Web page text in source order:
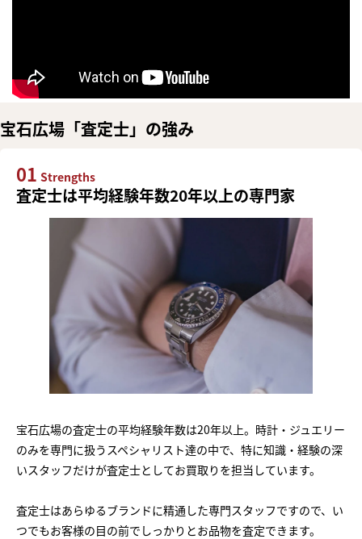
宝石広場「査定士」の強み
01 Strengths
査定士は平均経験年数20年以上の専門家
宝石広場の査定士の平均経験年数は20年以上。時計・ジュエリー
のみを専門に扱うスペシャリスト達の中で、特に知識・経験の深
いスタッフだけが査定士としてお買取りを担当しています。
査定士はあらゆるブランドに精通した専門スタッフですので、い
つでもお客様の目の前でしっかりとお品物を査定できます。